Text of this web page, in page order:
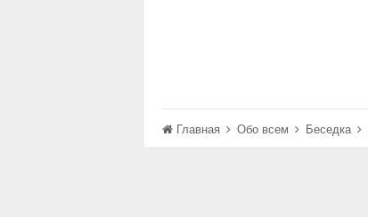
Главная Обо всем Беседка